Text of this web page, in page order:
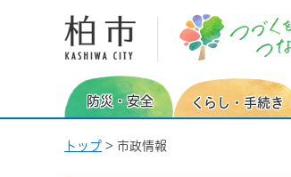
柏市 つづくを、つなぐ。
防災・安全 くらし・手続き
トップ > 市政情報